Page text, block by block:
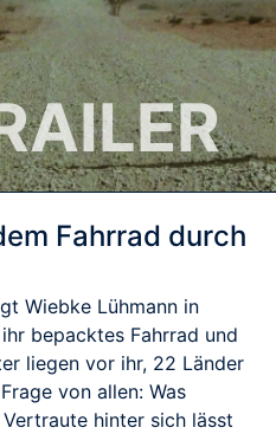
Fahrrad durch
Wiebke Lühmann in
bepacktes Fahrrad und
liegen vor ihr, 22 Länder
von allen: Was
hinter sich lässt